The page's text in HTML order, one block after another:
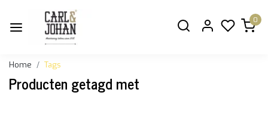
0
Home Tags
Producten getagd met